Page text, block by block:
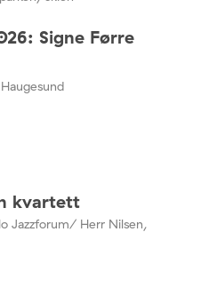
Signe Førre
kvartett
Jazzforum/ Herr Nilsen,